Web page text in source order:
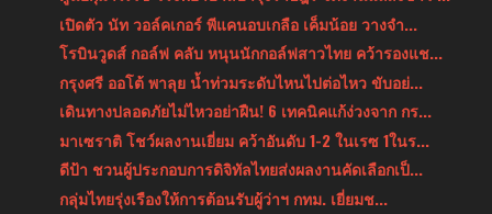
เปิดตัว นัท วอล์คเกอร์ พีแคนอบเกลือ เค็มน้อย วางจำ...
โรบินวูดส์ กอล์ฟ คลับ หนุนนักกอล์ฟสาวไทย คว้ารองแช...
กรุงศรี ออโต้ พาลุย น้ำท่วมระดับไหนไปต่อไหว ขับอย่...
เดินทางปลอดภัยไม่ไหวอย่าฝืน! 6 เทคนิคแก้ง่วงจาก กร...
มาเซราติ โชว์ผลงานเยี่ยม คว้าอันดับ 1-2 ในเรซ 1ในร...
ดีป้า ชวนผู้ประกอบการดิจิทัลไทยส่งผลงานคัดเลือกเป็...
กลุ่มไทยรุ่งเรืองให้การต้อนรับผู้ว่าฯ กทม. เยี่ยมช...